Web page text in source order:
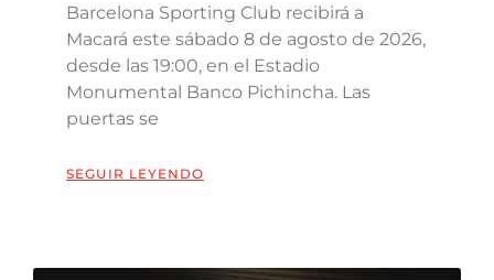
Barcelona Sporting Club recibirá a
Macará este sábado 8 de agosto de 2026,
desde las 19:00, en el Estadio
Monumental Banco Pichincha. Las
puertas se
SEGUIR LEYENDO